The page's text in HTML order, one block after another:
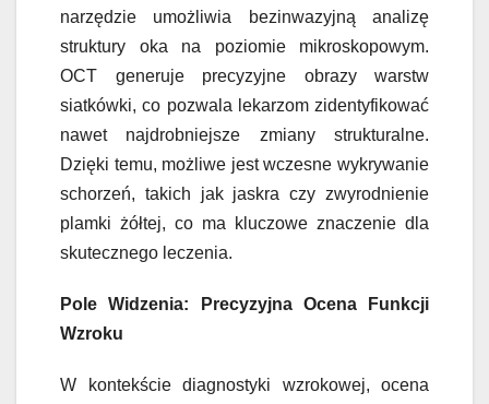
narzędzie umożliwia bezinwazyjną analizę
struktury oka na poziomie mikroskopowym.
OCT generuje precyzyjne obrazy warstw
siatkówki, co pozwala lekarzom zidentyfikować
nawet najdrobniejsze zmiany strukturalne.
Dzięki temu, możliwe jest wczesne wykrywanie
schorzeń, takich jak jaskra czy zwyrodnienie
plamki żółtej, co ma kluczowe znaczenie dla
skutecznego leczenia.
Pole Widzenia: Precyzyjna Ocena Funkcji
Wzroku
W kontekście diagnostyki wzrokowej, ocena